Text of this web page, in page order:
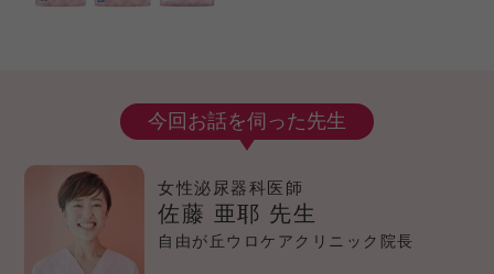
今回お話を伺った先生
女性泌尿器科医師
佐藤 亜耶 先生
自由が丘ウロケアクリニック院長